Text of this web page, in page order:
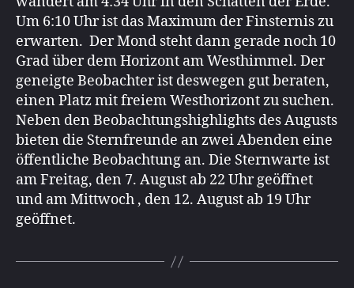
Um 6:10 Uhr ist das Maximum der Finsternis zu
erwarten. Der Mond steht dann gerade noch 10
Grad über dem Horizont am Westhimmel. Der
geneigte Beobachter ist deswegen gut beraten,
einen Platz mit freiem Westhorizont zu suchen.
Neben den Beobachtungshighlights des Augusts
bieten die Sternfreunde an zwei Abenden eine
öffentliche Beobachtung an. Die Sternwarte ist
am Freitag, den 7. August ab 22 Uhr geöffnet
und am Mittwoch , den 12. August ab 19 Uhr
geöffnet.